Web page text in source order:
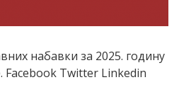
набавки за 2025. годину
Facebook Twitter Linkedin